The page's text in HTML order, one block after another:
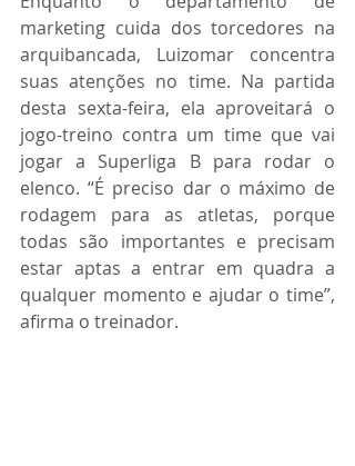
marketing cuida dos torcedores na
arquibancada, Luizomar concentra
suas atenções no time. Na partida
desta sexta-feira, ela aproveitará o
jogo-treino contra um time que vai
jogar a Superliga B para rodar o
elenco. “É preciso dar o máximo de
rodagem para as atletas, porque
todas são importantes e precisam
estar aptas a entrar em quadra a
qualquer momento e ajudar o time”,
afirma o treinador.